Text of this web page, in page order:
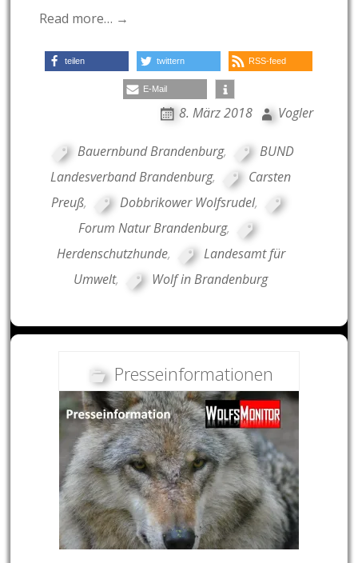
Read more… →
teilen twittern RSS-feed
E-Mail
8. März 2018 Vogler
Bauernbund Brandenburg,
BUND
Landesverband Brandenburg,
Carsten
Preuß, Dobbrikower Wolfsrudel,
Forum Natur Brandenburg,
Herdenschutzhunde,
Landesamt für
Umwelt, Wolf in Brandenburg
Presseinformationen